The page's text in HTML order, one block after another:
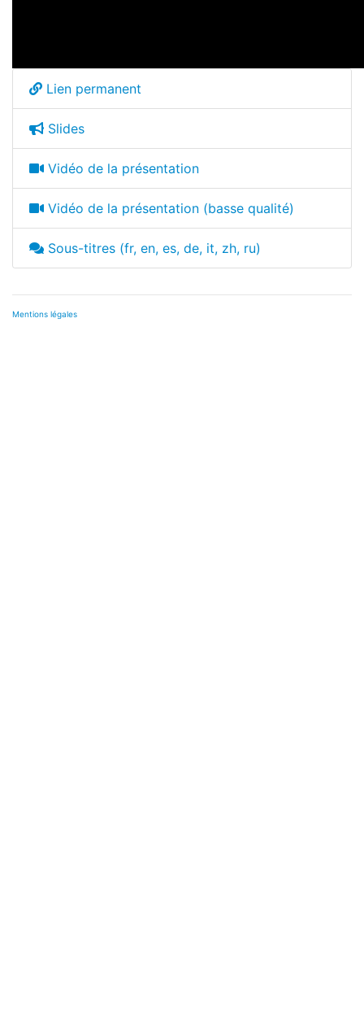
Lien permanent
Slides
Vidéo de la présentation
Vidéo de la présentation (basse qualité)
Sous-titres (fr, en, es, de, it, zh, ru)
Mentions légales